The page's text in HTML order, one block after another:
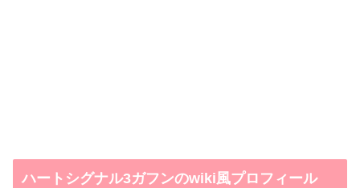
ハートシグナル3ガフンのwiki風プロフィール